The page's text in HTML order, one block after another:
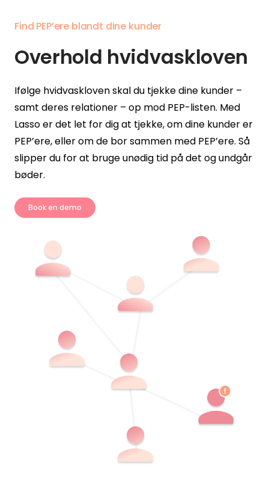
Find PEP’ere blandt dine kunder
Overhold hvidvaskloven
Ifølge hvidvaskloven skal du tjekke dine kunder –
samt deres relationer – op mod PEP-listen. Med
Lasso er det let for dig at tjekke, om dine kunder er
PEP’ere, eller om de bor sammen med PEP’ere. Så
slipper du for at bruge unødig tid på det og undgår
bøder.
Book en demo